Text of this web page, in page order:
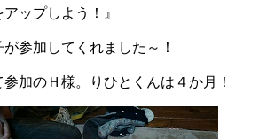
ップしよう！』
参加してくれました～！
加のＨ様。りひとくんは４か月！